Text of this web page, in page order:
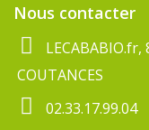
Nous contacter
COUTANCES
02.33.17.99.04